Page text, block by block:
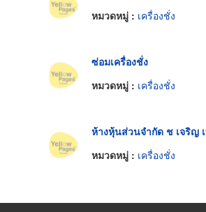
หมวดหมู่ : เครื่องชั่ง
ซ่อมเครื่องชั่ง
หมวดหมู่ : เครื่องชั่ง
ห้างหุ้นส่วนจำกัด ช เจริญ
หมวดหมู่ : เครื่องชั่ง